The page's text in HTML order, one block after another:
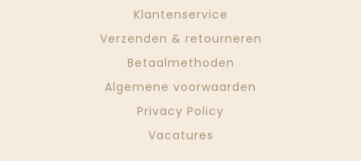
Klantenservice
Verzenden & retourneren
Betaalmethoden
Algemene voorwaarden
Privacy Policy
Vacatures